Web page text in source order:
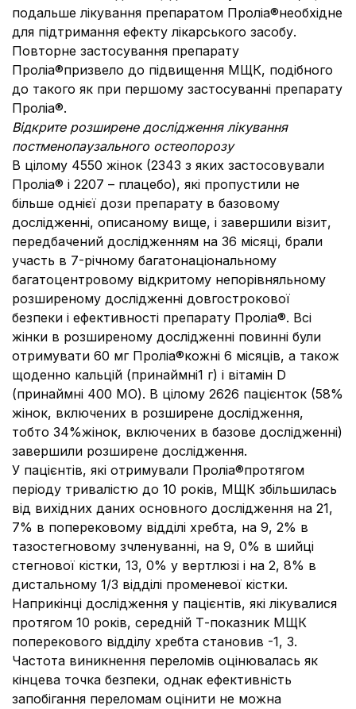
подальше лікування препаратом Проліа®необхідне
для підтримання ефекту лікарського засобу.
Повторне застосування препарату
Проліа®призвело до підвищення МЩК, подібного
до такого як при першому застосуванні препарату
Проліа®.
Відкрите розширене дослідження лікування
постменопаузального остеопорозу
В цілому 4550 жінок (2343 з яких застосовували
Проліа® і 2207 – плацебо), які пропустили не
більше однієї дози препарату в базовому
дослідженні, описаному вище, і завершили візит,
передбачений дослідженням на 36 місяці, брали
участь в 7-річному багатонаціональному
багатоцентровому відкритому непорівняльному
розширеному дослідженні довгострокової
безпеки і ефективності препарату Проліа®. Всі
жінки в розширеному дослідженні повинні були
отримувати 60 мг Проліа®кожні 6 місяців, а також
щоденно кальцій (принаймні1 г) і вітамін D
(принаймні 400 МО). В цілому 2626 пацієнток (58%
жінок, включених в розширене дослідження,
тобто 34%жінок, включених в базове дослідженні)
завершили розширене дослідження.
У пацієнтів, які отримували Проліа®протягом
періоду тривалістю до 10 років, МЩК збільшилась
від вихідних даних основного дослідження на 21,
7% в поперековому відділі хребта, на 9, 2% в
тазостегновому зчленуванні, на 9, 0% в шийці
стегнової кістки, 13, 0% у вертлюзі і на 2, 8% в
дистальному 1/3 відділі променевої кістки.
Наприкінці дослідження у пацієнтів, які лікувалися
протягом 10 років, середній Т-показник МЩК
поперекового відділу хребта становив -1, 3.
Частота виникнення переломів оцінювалась як
кінцева точка безпеки, однак ефективність
запобігання переломам оцінити не можна